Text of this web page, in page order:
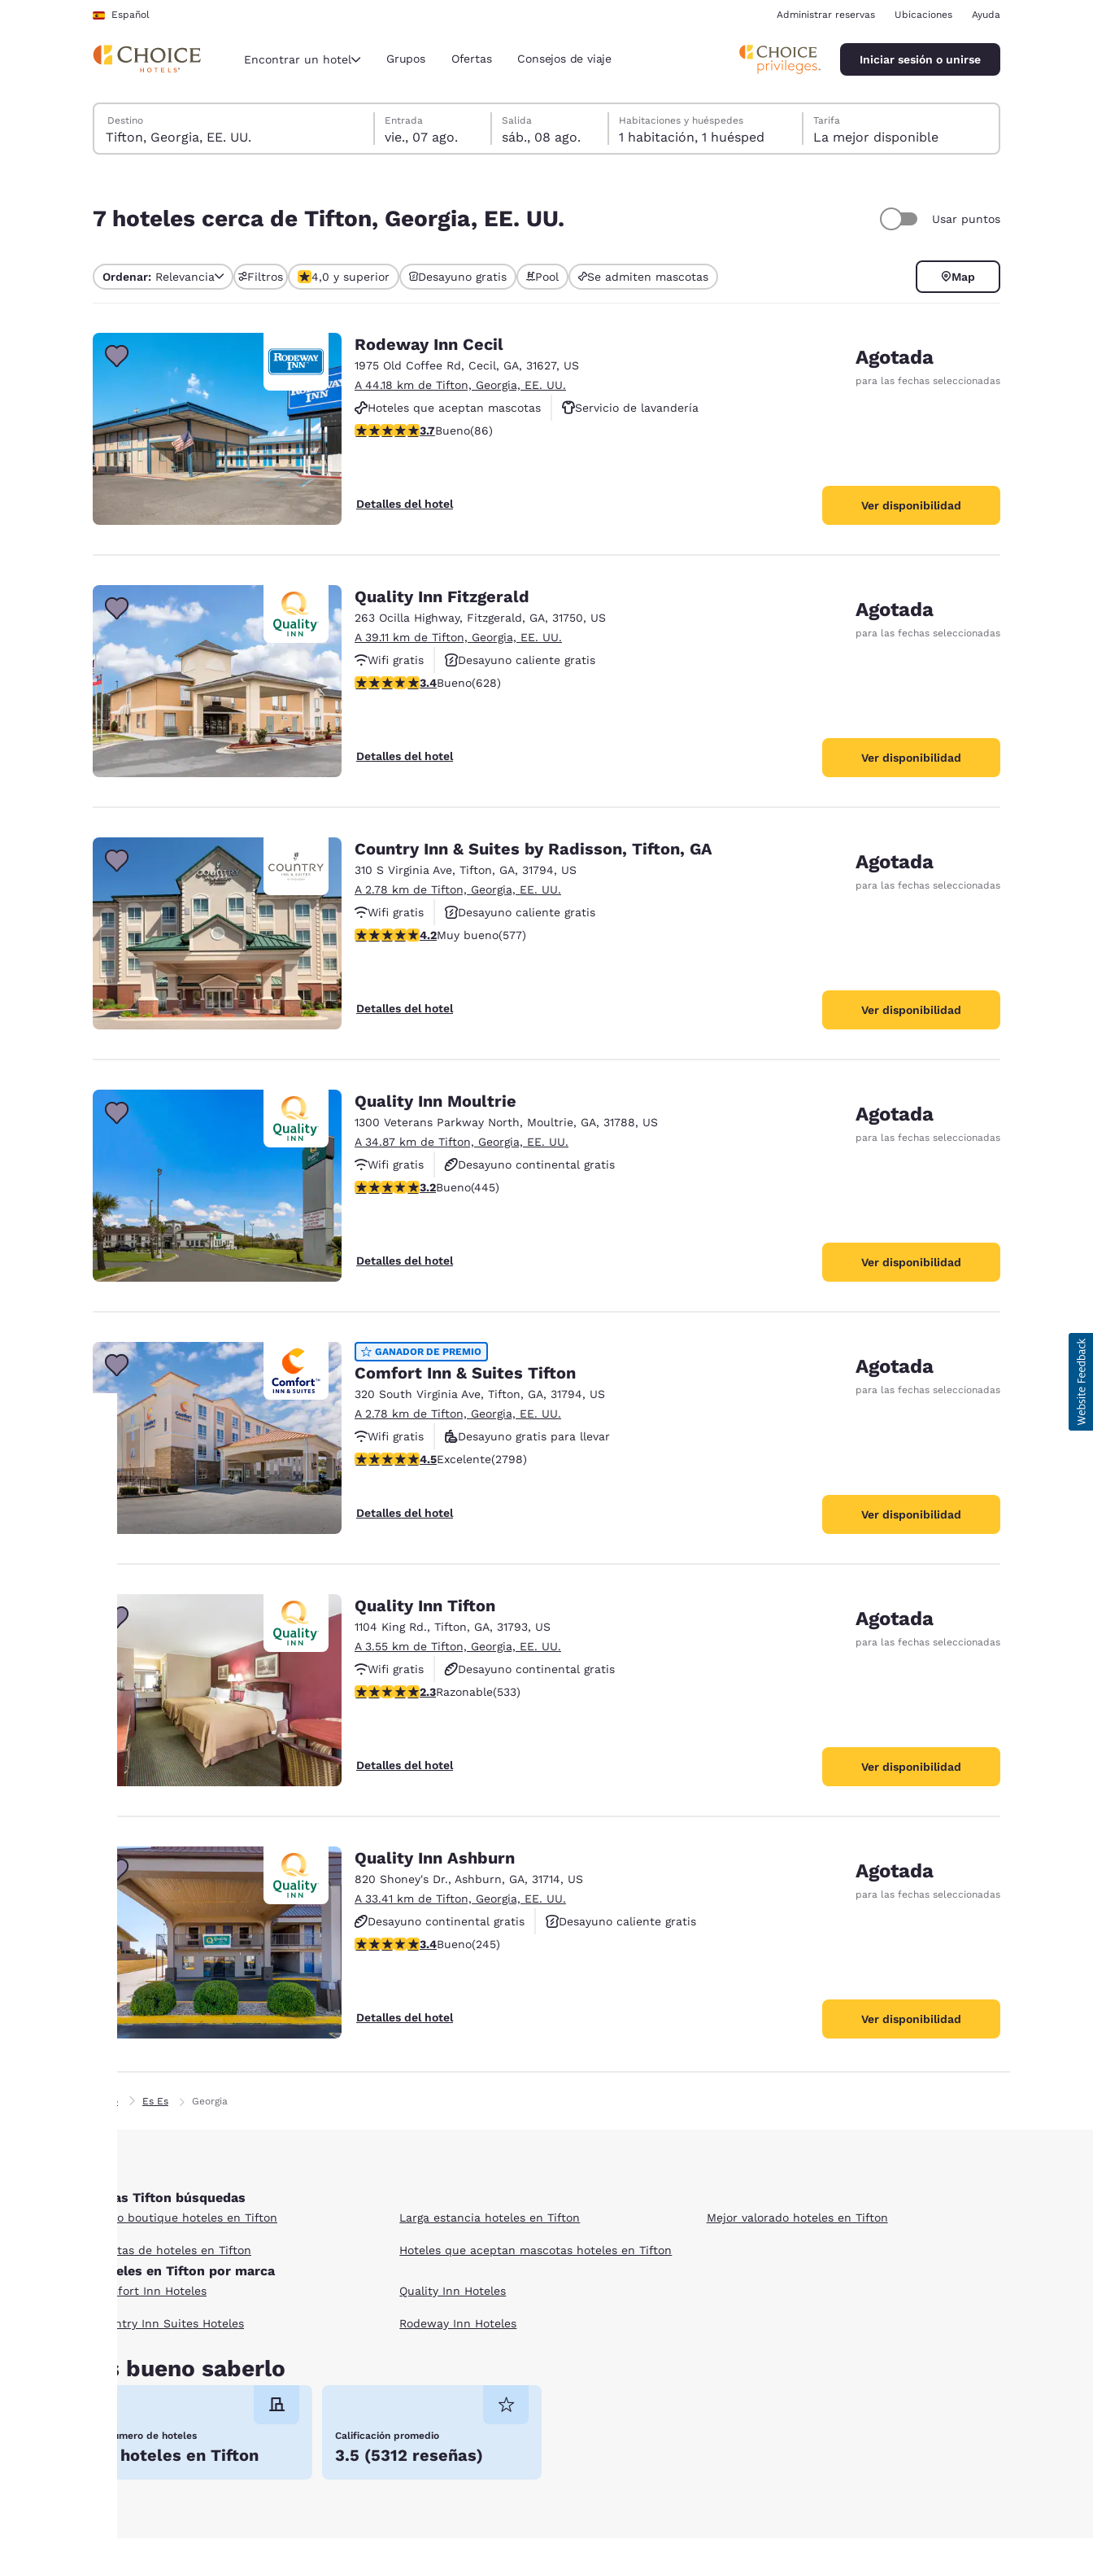
Saltar A Contenido Principal
Español
Región y ubicación actuales
América
English Español Español
Canada
Français
México
Español
Europa
Deutschland
Deutsch
Spain
English
United Kingdom
English
Asia-Pacífico
Australia
English
India
English
Administrar reservas Ubicaciones Ayuda
Encontrar un hotel Grupos Ofertas Consejos de viaje Iniciar sesión o unirse
Buscar hoteles
Destino
viernes, 7 de agosto
Entrada
vie., 07 ago.
sábado, 8 de agosto
Salida
sáb., 08 ago.
Fecha de salida seleccionada: sábado, 8 de agosto
Fecha de entrada seleccionada: viernes, 7 de agosto
Habitaciones y huéspedes
1 habitación, 1 huésped
Tarifa
La mejor disponible
7 hoteles cerca de Tifton, Georgia, EE. UU. Usar puntos
Ordenar: Relevancia Filtros 4,0 y superior Desayuno gratis Pool Se admiten mascotas Map
Rodeway Inn Cecil
1975 Old Coffee Rd, Cecil, GA, 31627, US
A 44.18 km de Tifton, Georgia, EE. UU.
Hoteles que aceptan mascotas
Servicio de lavandería
Aparcamiento para camiones
Calificación de 3.69 estrellas. Bueno. 86 reseñas
3.7Bueno(86)
Detalles del hotel
Agotada
para las fechas seleccionadas
Ver disponibilidad
Quality Inn Fitzgerald
263 Ocilla Highway, Fitzgerald, GA, 31750, US
A 39.11 km de Tifton, Georgia, EE. UU.
Wifi gratis
Desayuno caliente gratis
Hoteles que aceptan mascotas
Calificación de 3.36 estrellas. Bueno. 628 reseñas
3.4Bueno(628)
Detalles del hotel
Agotada
para las fechas seleccionadas
Ver disponibilidad
Country Inn & Suites by Radisson, Tifton, GA
310 S Virginia Ave, Tifton, GA, 31794, US
A 2.78 km de Tifton, Georgia, EE. UU.
Wifi gratis
Desayuno caliente gratis
Hoteles que aceptan mascotas
Calificación de 4.15 estrellas. Muy bueno. 577 reseñas
4.2Muy bueno(577)
Detalles del hotel
Agotada
para las fechas seleccionadas
Ver disponibilidad
Quality Inn Moultrie
1300 Veterans Parkway North, Moultrie, GA, 31788, US
A 34.87 km de Tifton, Georgia, EE. UU.
Wifi gratis
Desayuno continental gratis
Desayuno caliente gratis
Calificación de 3.2 estrellas. Bueno. 445 reseñas
3.2Bueno(445)
Detalles del hotel
Agotada
para las fechas seleccionadas
Ver disponibilidad
GANADOR DE PREMIO
Comfort Inn & Suites Tifton
320 South Virginia Ave, Tifton, GA, 31794, US
A 2.78 km de Tifton, Georgia, EE. UU.
Wifi gratis
Desayuno gratis para llevar
Desayuno caliente gratis
Calificación de 4.53 estrellas. Excelente. 2798 reseñas
4.5Excelente(2798)
Detalles del hotel
Agotada
para las fechas seleccionadas
Ver disponibilidad
Quality Inn Tifton
1104 King Rd., Tifton, GA, 31793, US
A 3.55 km de Tifton, Georgia, EE. UU.
Wifi gratis
Desayuno continental gratis
Desayuno caliente gratis
Calificación de 2.33 estrellas. Razonable. 533 reseñas
2.3Razonable(533)
Detalles del hotel
Agotada
para las fechas seleccionadas
Ver disponibilidad
Quality Inn Ashburn
820 Shoney's Dr., Ashburn, GA, 31714, US
A 33.41 km de Tifton, Georgia, EE. UU.
Desayuno continental gratis
Desayuno caliente gratis
Hoteles que aceptan mascotas
Calificación de 3.37 estrellas. Bueno. 245 reseñas
3.4Bueno(245)
Detalles del hotel
Agotada
para las fechas seleccionadas
Ver disponibilidad
Inicio Es Es Georgia
Otras Tifton búsquedas
Estilo boutique hoteles en Tifton
Ofertas de hoteles en Tifton
Larga estancia hoteles en Tifton
Hoteles que aceptan mascotas hoteles en Tifton
Mejor valorado hoteles en Tifton
Hoteles en Tifton por marca
Comfort Inn Hoteles
Country Inn Suites Hoteles
Quality Inn Hoteles
Rodeway Inn Hoteles
Es bueno saberlo
Número de hoteles
7 hoteles en Tifton
Calificación promedio
3.5 (5312 reseñas)
privacidad
nosotros.
Nuestro sitio web
utiliza cookies,
incluidas cookies de
terceros, con fines de
rendimiento y para
ofrecerte una
experiencia web
acuerdo con tus
preferencias de
navegación. Esto nos
permite recordar tus
datos, mostrarte
productos de interés
y seguir mejorando
nuestros servicios.
Puedes cambiar estos
ajustes en cualquier
siguiendo las
cookies», aceptas que
se almacenen cookies
hacer clic en
«Rechazar todas las
cookies», las cookies
para las que se
almacenarán en tu
Para obtener más
información, consulta
Aceptar todas las cookies